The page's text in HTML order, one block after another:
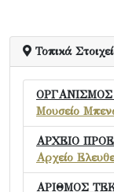
Τοπικά
Μουσείο
ΑΡΧΕΙΟ
Αρχείο
ΑΡΙΘΜΟΣ